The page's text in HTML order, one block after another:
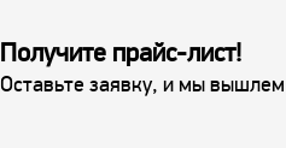
Получите прайс-лист!
Оставьте заявку, и мы